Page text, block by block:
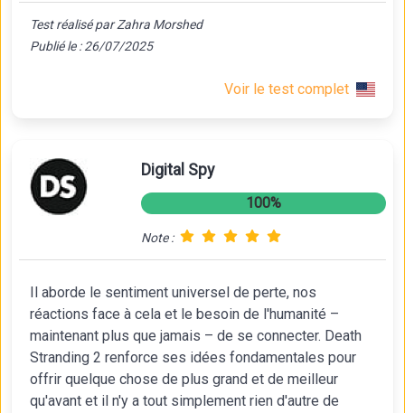
Test réalisé par Zahra Morshed
Publié le : 26/07/2025
Voir le test complet
Digital Spy
100%
Note :
Il aborde le sentiment universel de perte, nos
réactions face à cela et le besoin de l'humanité –
maintenant plus que jamais – de se connecter. Death
Stranding 2 renforce ses idées fondamentales pour
offrir quelque chose de plus grand et de meilleur
qu'avant et il n'y a tout simplement rien d'autre de